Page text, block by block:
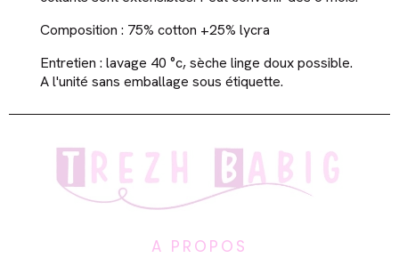
Composition : 75% cotton +25% lycra
Entretien : lavage 40 °c, sèche linge doux possible.
A l'unité sans emballage sous étiquette.
A PROPOS